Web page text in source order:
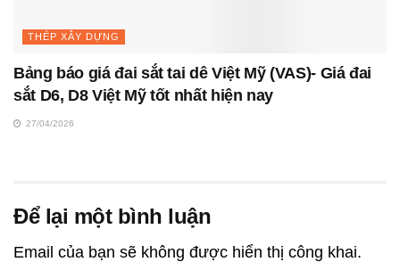
THÉP XÂY DỰNG
Bảng báo giá đai sắt tai dê Việt Mỹ (VAS)- Giá đai
sắt D6, D8 Việt Mỹ tốt nhất hiện nay
27/04/2026
Để lại một bình luận
Email của bạn sẽ không được hiển thị công khai.